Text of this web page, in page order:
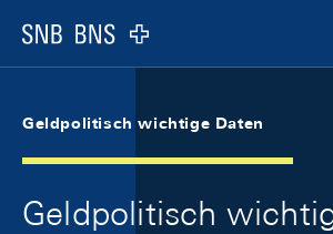
Logo
Geldpolitisch wichtige Daten
Geldpolitisch